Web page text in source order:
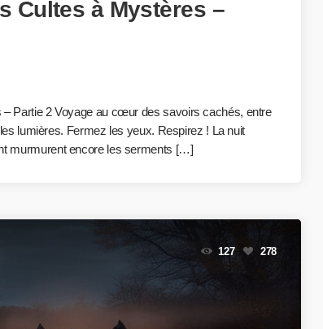
Cultes à Mystères –
Partie 2 Voyage au cœur des savoirs cachés, entre
lumières. Fermez les yeux. Respirez ! La nuit
murmurent encore les serments […]
127 278